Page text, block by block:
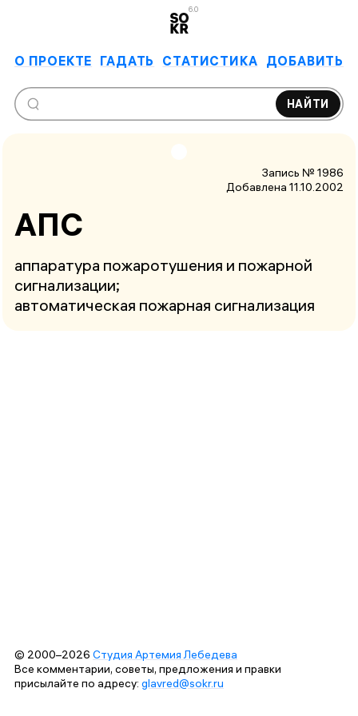
6.0
О ПРОЕКТЕ ГАДАТЬ СТАТИСТИКА ДОБАВИТЬ
НАЙТИ
Запись № 1986
Добавлена 11.10.2002
АПС
аппаратура пожаротушения и пожарной
сигнализации;
автоматическая пожарная сигнализация
© 2000–2026 Студия Артемия Лебедева
Все комментарии, советы, предложения и правки
присылайте по адресу: glavred@sokr.ru